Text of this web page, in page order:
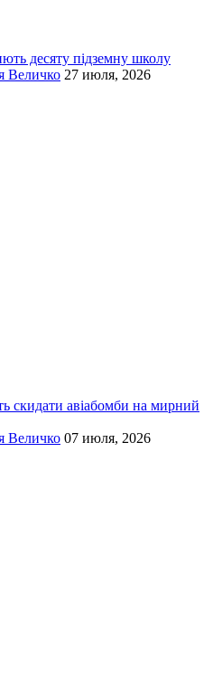
десяту підземну школу
Величко 27 июля, 2026
скидати авіабомби на мирний
Величко 07 июля, 2026